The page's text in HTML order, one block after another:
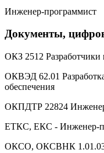
Инженер-программист
Документы,
ОКЗ 2512 Разработчики
ОКВЭД 62.01
обеспечения
ОКПДТР 22824
ЕТКС, ЕКС - Инженер-
ОКСО, ОКСВНК